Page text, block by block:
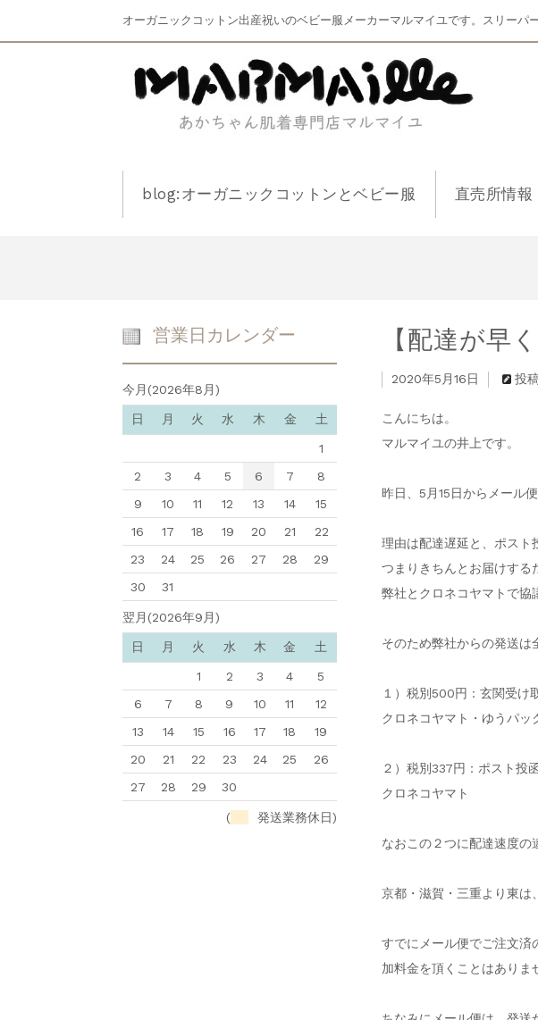
オーガニックコットン出産祝いのベビー服メーカーマルマイユです。スリーパ
blog:オーガニックコットンとベビー服 直売所情報
【配達が
2020年5月16日 投
こんにちは。
マルマイユの井上です。
昨日、5月15日からメール
理由は配達遅延と、ポスト
つまりきちんとお届けする
弊社とクロネコヤマトで協
そのため弊社からの発送は
１）税別500円：玄関受け
クロネコヤマト・ゆうパッ
２）税別337円：ポスト投
クロネコヤマト
なおこの２つに配達速度の
京都・滋賀・三重より東は
すでにメール便でご注文済
加料金を頂くことはありま
営業日カレンダー
今月(2026年8月)
日 月 火 水 木 金 土
1
2
3 4 5 6 7
8
9
10 11 12 13 14
15
16
17 18 19 20 21
22
23
24 25 26 27 28
29
30
31
翌月(2026年9月)
日 月 火 水 木 金 土
1 2 3 4
5
6
7 8 9 10 11
12
13
14 15 16 17 18
19
20
21 22 23 24 25
26
27
28 29 30
( 発送業務休日)